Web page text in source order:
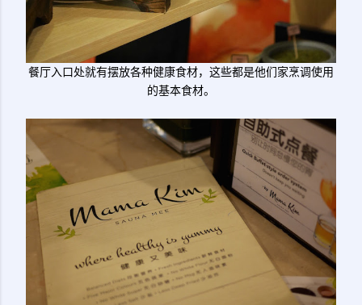
餐厅入口处就有摆放各种健康食材，这些都是他们家烹调使用
的基本食材。